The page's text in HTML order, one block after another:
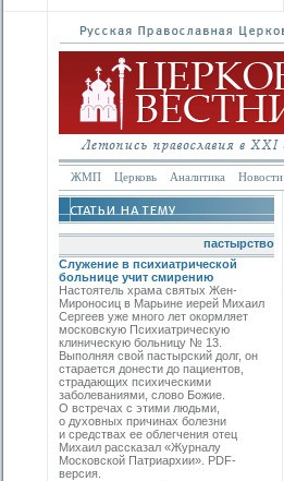
ЖМП Церковь Аналитика Новости
пастырство
Служение в психиатрической
больнице учит смирению
Настоятель храма святых Жен-
Мироносиц в Марьине иерей Михаил
Сергеев уже много лет окормляет
московскую Психиатрическую
клиническую больницу № 13.
Выполняя свой пастырский долг, он
старается донести до пациентов,
страдающих психическими
заболеваниями, слово Божие.
О встречах с этими людьми,
о духовных причинах болезни
и средствах ее облегчения отец
Михаил рассказал «Журналу
Московской Патриархии». PDF-
версия.